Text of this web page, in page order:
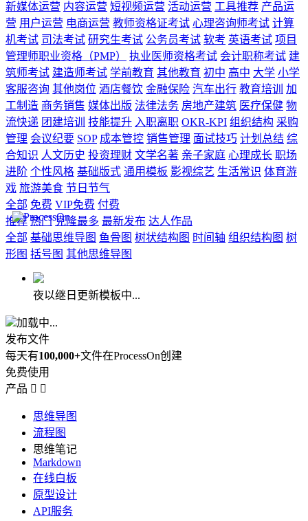
新媒体运营 内容运营 短视频运营 活动运营 工具推荐 产品运
营 用户运营 电商运营 教师资格证考试 心理咨询师考试 计算
机考试 司法考试 研究生考试 公务员考试 软考 英语考试 项目
管理师职业资格（PMP）
执业医师资格考试 会计职称考试 建
筑师考试 建造师考试 学前教育 其他教育 初中 高中 大学 小学
客服咨询 其他岗位 酒店餐饮 金融保险 汽车出行 教育培训
加
工制造 商务销售 媒体出版 法律法务 房地产建筑 医疗保健 物
流快递 团建培训 技能提升 入职离职 OKR-KPI 组织结构 采购
管理 会议纪要 SOP 成本管控 销售管理 面试技巧 计划总结 综
合知识 人文历史 投资理财 文学名著 亲子家庭 心理成长 职场
进阶 个性风格 基础版式 通用模板 影视综艺 生活常识 体育游
戏 旅游美食 节日节气
全部 免费 VIP免费 付费
推荐 热门 克隆最多 最新发布 达人作品
全部 基础思维导图 鱼骨图 树状结构图 时间轴 组织结构图 树
形图 括号图 其他思维导图
夜以继日更新模板中...
加载中...
发布文件
每天有100,000+文件在ProcessOn创建
免费使用
产品  
思维导图
流程图
思维笔记
Markdown
在线白板
原型设计
API服务